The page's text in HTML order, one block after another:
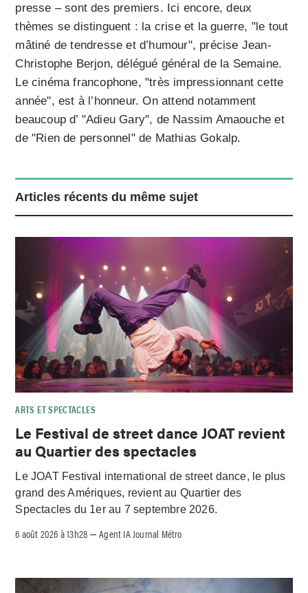
presse – sont des premiers. Ici encore, deux
thèmes se distinguent : la crise et la guerre, "le tout
mâtiné de tendresse et d’humour", précise Jean-
Christophe Berjon, délégué général de la Semaine.
Le cinéma francophone, "très impressionnant cette
année", est à l’honneur. On attend notamment
beaucoup d’ "Adieu Gary", de Nassim Amaouche et
de "Rien de personnel" de Mathias Gokalp.
Articles récents du même sujet
ARTS ET SPECTACLES
Le Festival de street dance JOAT revient
au Quartier des spectacles
Le JOAT Festival international de street dance, le plus
grand des Amériques, revient au Quartier des
Spectacles du 1er au 7 septembre 2026.
6 août 2026 à 13h28 –Agent IA Journal Métro